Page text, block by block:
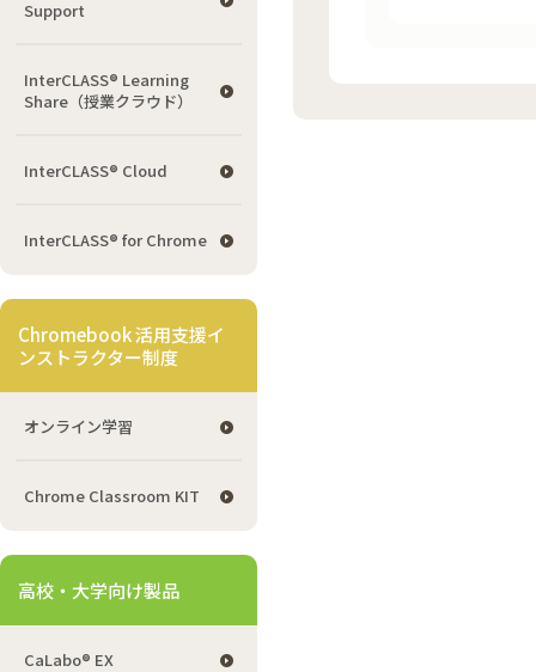
Support
InterCLASS® Learning
Share（授業クラウド）
InterCLASS® Cloud
InterCLASS®︎ for Chrome
Chromebook 活用支援イ
ンストラクター制度
オンライン学習
Chrome Classroom KIT
高校・大学向け製品
CaLabo® EX